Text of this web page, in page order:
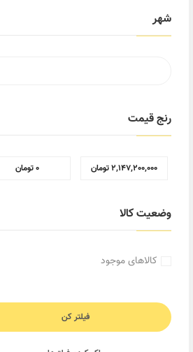
شهر
رنج قیمت
0 تومان 2,147,200,000 تومان
وضعیت کالا
کالاهای موجود
فیلتر کن